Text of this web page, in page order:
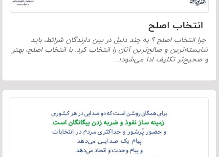
انتخاب اصلح
چرا انتخاب اصلح ؟ به چند دلیل در بین دارندگان شرائط، باید
شایسته‌ترین و صالح‌ترین آنان را انتخاب کرد. با انتخاب اصلح، بهتر
و صحیح‌تر تکلیف ادا می‌شود؛…